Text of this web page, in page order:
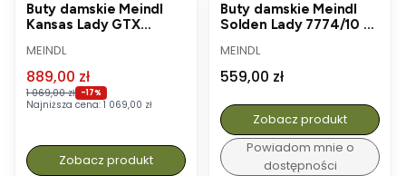
Buty damskie Meindl
Kansas Lady GTX
PRODUCENT
MEINDL
Cena promocyjna
889,00 zł
1 069,00 zł -17%
Najniższa cena: 1 069,00 zł
Zobacz produkt
Buty damskie Meindl
Solden Lady 7774/10 -
PRODUCENT
MEINDL
Cena
559,00 zł
Zobacz produkt
Powiadom mnie o
dostępności